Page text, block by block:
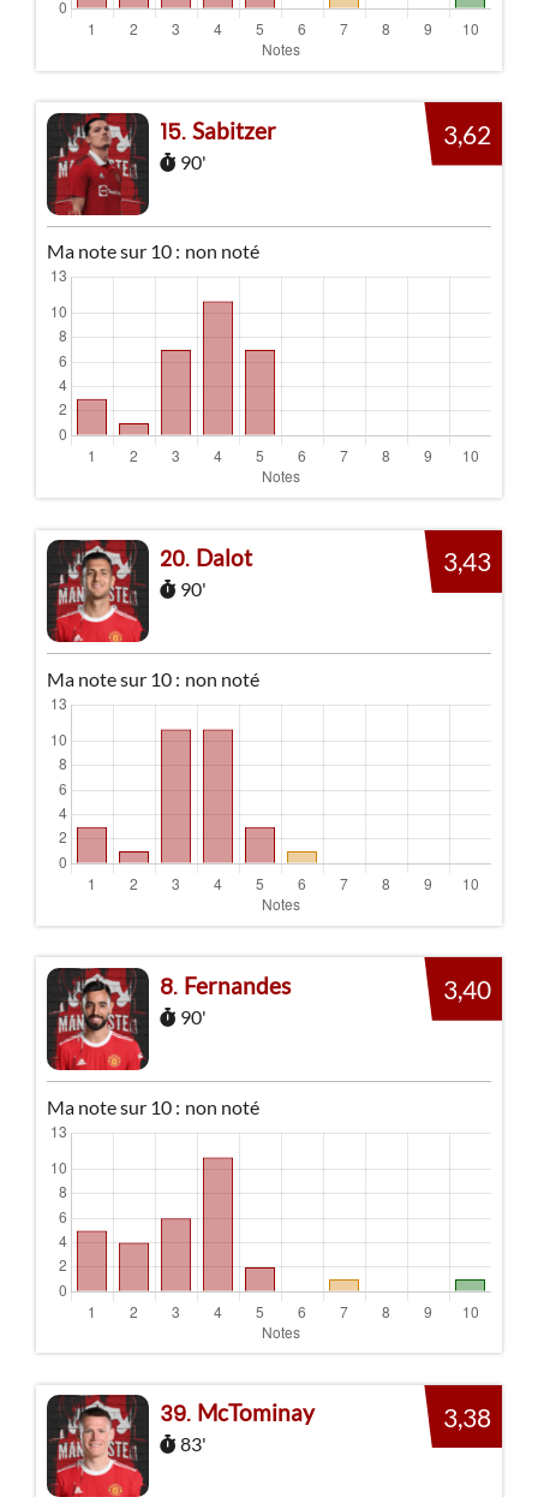
15 Sabitzer
90'
3,62
Ma note sur 10 : non noté
20 Dalot
90'
3,43
Ma note sur 10 : non noté
8 Fernandes
90'
3,40
Ma note sur 10 : non noté
39 McTominay
83'
3,38